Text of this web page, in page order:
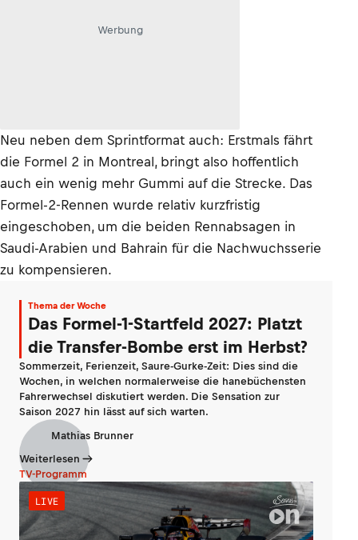
Werbung
Neu neben dem Sprintformat auch: Erstmals fährt
die Formel 2 in Montreal, bringt also hoffentlich
auch ein wenig mehr Gummi auf die Strecke. Das
Formel-2-Rennen wurde relativ kurzfristig
eingeschoben, um die beiden Rennabsagen in
Saudi-Arabien und Bahrain für die Nachwuchsserie
zu kompensieren.
Thema der Woche
Das Formel-1-Startfeld 2027: Platzt
die Transfer-Bombe erst im Herbst?
Sommerzeit, Ferienzeit, Saure-Gurke-Zeit: Dies sind die
Wochen, in welchen normalerweise die hanebüchensten
Fahrerwechsel diskutiert werden. Die Sensation zur
Saison 2027 hin lässt auf sich warten.
Mathias Brunner
Weiterlesen
TV-Programm
LIVE